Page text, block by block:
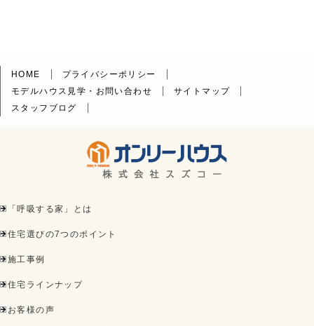
HOME
プライバシーポリシー
モデルハウス見学・お問い合わせ
サイトマップ
スタッフブログ
「呼吸する家」とは
住宅選びの7つのポイント
施工事例
住宅ラインナップ
お客様の声